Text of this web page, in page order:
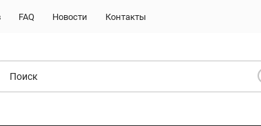
FAQ Новости Контакты